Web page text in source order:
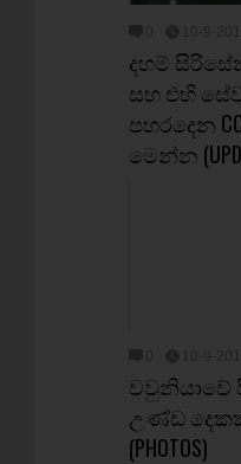
දහම්
සහ එහි
පහරදෙන
මෙන්න
වවුනියාවේ
උණ්ඩ
(PHOTOS)